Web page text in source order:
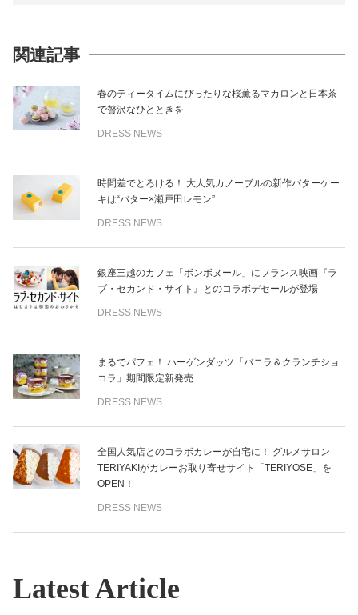
関連記事
春のティータイムにぴったりな桜薫るマカロンと日本茶
で贅沢なひとときを
DRESS NEWS
時間差でとろける！ 大人気カノーブルの新作バターケー
キは“バター×瀬戸田レモン”
DRESS NEWS
銀座三越のカフェ「ボンボヌール」にフランス映画『ラ
ブ・セカンド・サイト』とのコラボデセールが登場
DRESS NEWS
まるでパフェ！ ハーゲンダッツ「バニラ＆クランチショ
コラ」期間限定新発売
DRESS NEWS
全国人気店とのコラボカレーが自宅に！ グルメサロン
TERIYAKIがカレーお取り寄せサイト「TERIYOSE」を
OPEN！
DRESS NEWS
Latest Article